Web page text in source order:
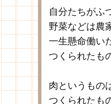
自分たちがふ
野菜などは農
一生懸命働い
つくられたも
肉というもの
つくられたも